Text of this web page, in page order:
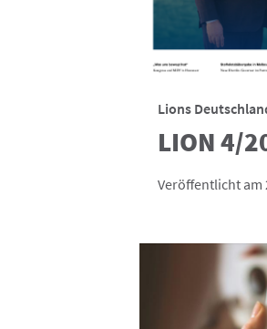
Lions
LION 4/
Veröffentlicht am